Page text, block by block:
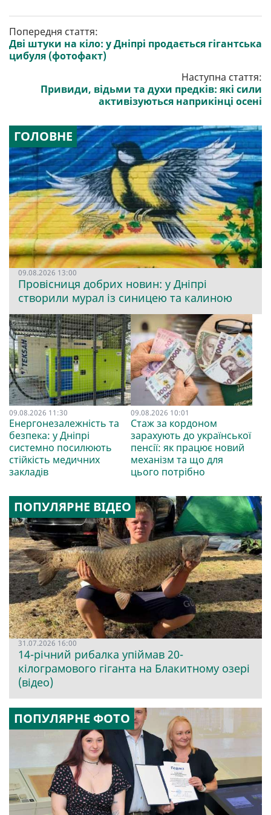
Попередня стаття:
Дві штуки на кіло: у Дніпрі продається гігантська
цибуля (фотофакт)
Наступна стаття:
Привиди, відьми та духи предків: які сили
активізуються наприкінці осені
ГОЛОВНЕ
09.08.2026 13:00
Провісниця добрих новин: у Дніпрі
створили мурал із синицею та калиною
09.08.2026 11:30
Енергонезалежність та
безпека: у Дніпрі
системно посилюють
стійкість медичних
закладів
09.08.2026 10:01
Стаж за кордоном
зарахують до української
пенсії: як працює новий
механізм та що для
цього потрібно
ПОПУЛЯРНЕ ВІДЕО
31.07.2026 16:00
14-річний рибалка упіймав 20-
кілограмового гіганта на Блакитному озері
(відео)
ПОПУЛЯРНЕ ФОТО